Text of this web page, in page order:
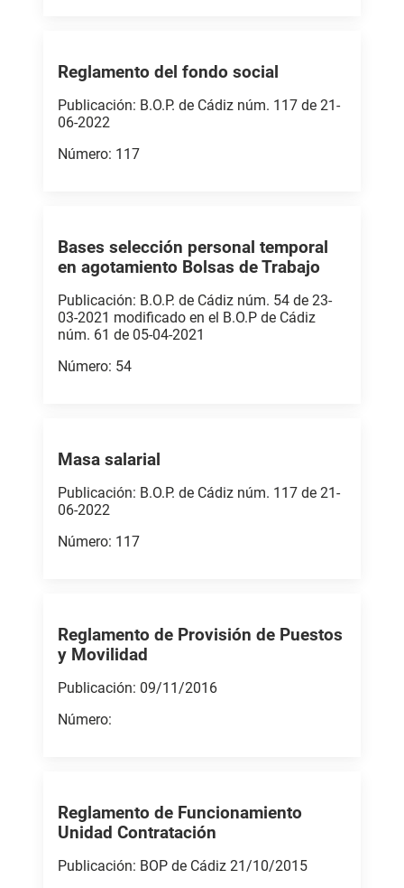
Reglamento del fondo social
Publicación: B.O.P. de Cádiz núm. 117 de 21-
06-2022
Número: 117
Bases selección personal temporal
en agotamiento Bolsas de Trabajo
Publicación: B.O.P. de Cádiz núm. 54 de 23-
03-2021 modificado en el B.O.P de Cádiz
núm. 61 de 05-04-2021
Número: 54
Masa salarial
Publicación: B.O.P. de Cádiz núm. 117 de 21-
06-2022
Número: 117
Reglamento de Provisión de Puestos
y Movilidad
Publicación: 09/11/2016
Número:
Reglamento de Funcionamiento
Unidad Contratación
Publicación: BOP de Cádiz 21/10/2015